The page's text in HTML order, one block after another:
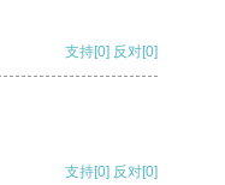
支持[0] 反对[0]
支持[0] 反对[0]